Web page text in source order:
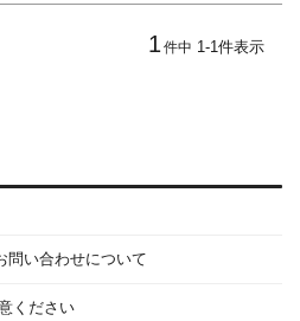
1 件中 1-1件表示
問い合わせについて
ください